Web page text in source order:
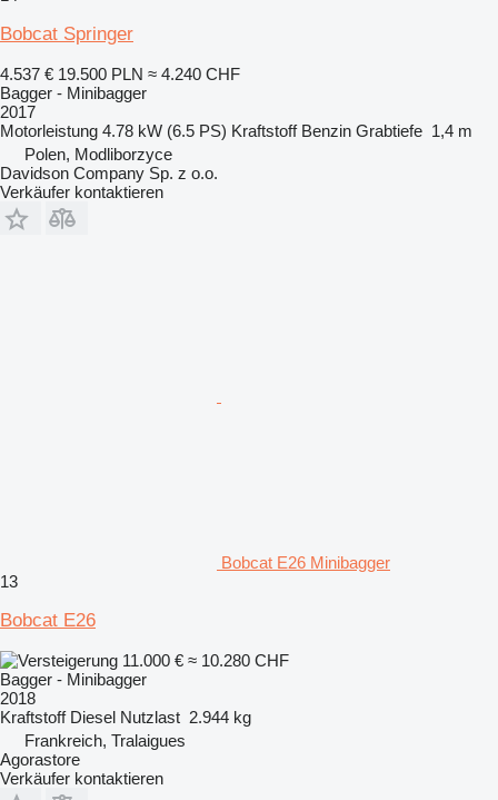
Bobcat Springer
4.537 € 19.500 PLN ≈ 4.240 CHF
Bagger - Minibagger
2017
Motorleistung 4.78 kW (6.5 PS) Kraftstoff Benzin Grabtiefe 1,4 m
Polen, Modliborzyce
Davidson Company Sp. z o.o.
Verkäufer kontaktieren
Bobcat E26 Minibagger
13
Bobcat E26
11.000 € ≈ 10.280 CHF
Bagger - Minibagger
2018
Kraftstoff Diesel Nutzlast 2.944 kg
Frankreich, Tralaigues
Agorastore
Verkäufer kontaktieren